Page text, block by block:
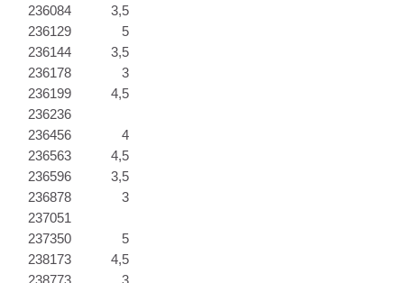
236084
3,5
236129
5
236144
3,5
236178
3
236199
4,5
236236
236456
4
236563
4,5
236596
3,5
236878
3
237051
237350
5
238173
4,5
238773
3